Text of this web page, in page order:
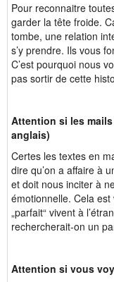
Pour reconnaitre
garder la tête froide.
tombe, une relation
s’y prendre. Ils vous
C’est pourquoi nous
pas sortir de cette
Attention si les
anglais)
Certes les textes en
dire qu’on a affaire à
et doit nous inciter à
émotionnelle. Cela
„parfait“ vivent à
rechercherait-on un
Attention si vous